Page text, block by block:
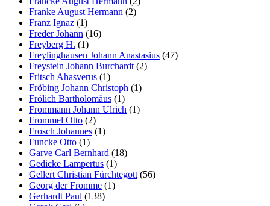
Franke August Hermann (2)
Franz Ignaz (1)
Freder Johann (16)
Freyberg H. (1)
Freylinghausen Johann Anastasius (47)
Freystein Johann Burchardt (2)
Fritsch Ahasverus (1)
Fröbing Johann Christoph (1)
Frölich Bartholomäus (1)
Frommann Johann Ulrich (1)
Frommel Otto (2)
Frosch Johannes (1)
Funcke Otto (1)
Garve Carl Bernhard (18)
Gedicke Lampertus (1)
Gellert Christian Fürchtegott (56)
Georg der Fromme (1)
Gerhardt Paul (138)